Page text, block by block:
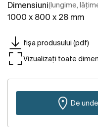
Dimensiuni(lungime,
1000 x 800 x 28 mm
fișa produsului (pdf)
Vizualizați toate
De